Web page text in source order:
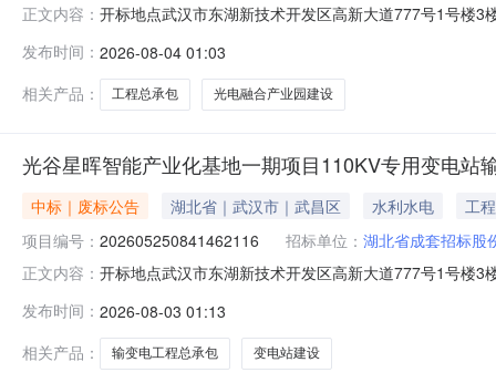
正文内容： 开标地点武汉市东湖新技术开发区高新大道777号1号楼
术开发区公共资源交易中心开标形式不见面开标办理意
发布时间： 2026-08-04 01:03
相关产品：
工程总承包 光电融合产业园建设
光谷星晖智能产业化基地一期项目110KV专用变电站
中标｜废标公告 湖北省｜武汉市｜武昌区 水利水电
工程
项目编号： 202605250841462116 招标单位： 湖北省成套招标股
正文内容： 开标地点武汉市东湖新技术开发区高新大道777号1号楼
术开发区公共资源交易中心开标形式不见面开标办理意
发布时间： 2026-08-03 01:13
相关产品：
输变电工程总承包 变电站建设